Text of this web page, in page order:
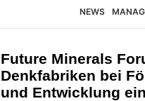
NEWS
Future Minerals
Denkfabriken bei
und Entwicklung